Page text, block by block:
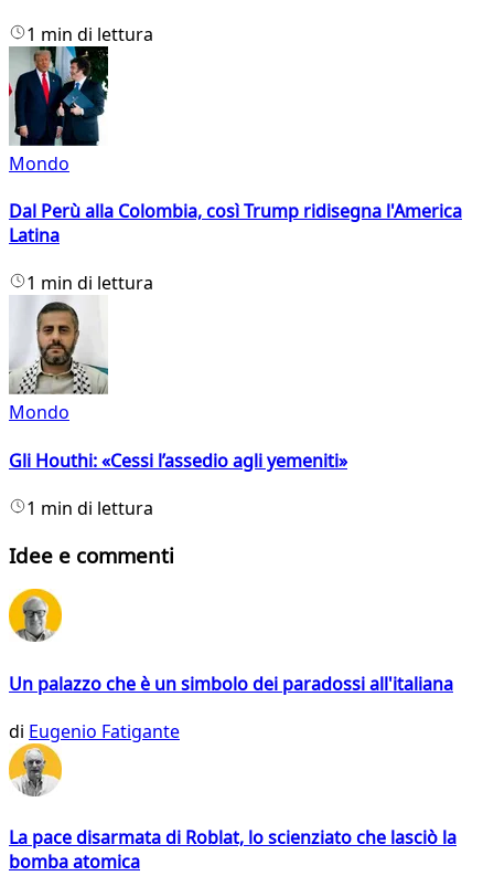
1 min di lettura
Mondo
Dal Perù alla Colombia, così Trump ridisegna l'America
Latina
1 min di lettura
Mondo
Gli Houthi: «Cessi l’assedio agli yemeniti»
1 min di lettura
Idee e commenti
Un palazzo che è un simbolo dei paradossi all'italiana
di Eugenio Fatigante
La pace disarmata di Roblat, lo scienziato che lasciò la
bomba atomica